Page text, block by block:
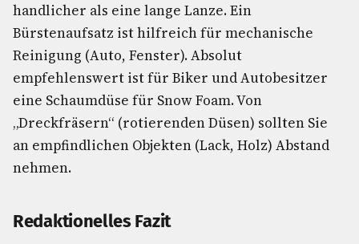
handlicher als eine lange Lanze. Ein
Bürstenaufsatz ist hilfreich für mechanische
Reinigung (Auto, Fenster). Absolut
empfehlenswert ist für Biker und Autobesitzer
eine Schaumdüse für Snow Foam. Von
„Dreckfräsern“ (rotierenden Düsen) sollten Sie
an empfindlichen Objekten (Lack, Holz) Abstand
nehmen.
Redaktionelles Fazit